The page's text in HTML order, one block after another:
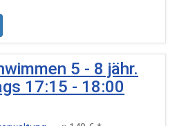
5 - 8 jähr.
17:15 - 18:00